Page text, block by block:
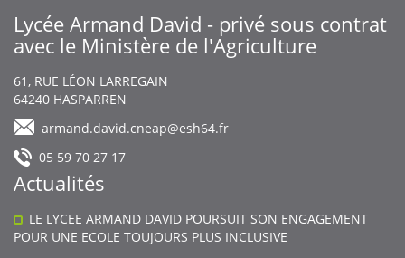
Lycée Armand David - privé sous contrat
avec le Ministère de l'Agriculture
Body
61, RUE LÉON LARREGAIN
64240 HASPARREN
armand.david.cneap@esh64.fr
05 59 70 27 17
Actualités
LE LYCEE ARMAND DAVID POURSUIT SON ENGAGEMENT
POUR UNE ECOLE TOUJOURS PLUS INCLUSIVE